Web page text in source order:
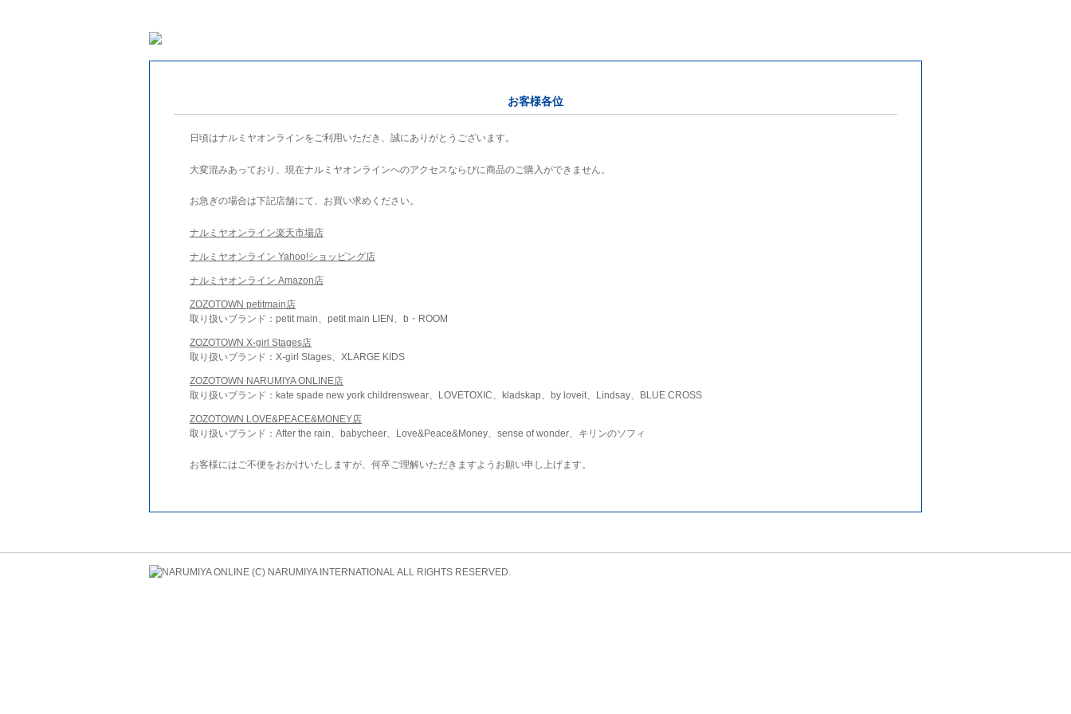
お客様各位
日頃はナルミヤオンラインをご利用いただき、誠にありがとうございます。
大変混みあっており、現在ナルミヤオンラインへのアクセスならびに商品のご購入ができません。
お急ぎの場合は下記店舗にて、お買い求めください。
ナルミヤオンライン楽天市場店
ナルミヤオンライン Yahoo!ショッピング店
ナルミヤオンライン Amazon店
ZOZOTOWN petitmain店
取り扱いブランド：petit main、petit main LIEN、b・ROOM
ZOZOTOWN X-girl Stages店
取り扱いブランド：X-girl Stages、XLARGE KIDS
ZOZOTOWN NARUMIYA ONLINE店
取り扱いブランド：kate spade new york childrenswear、LOVETOXIC、kladskap、by loveit、Lindsay、BLUE CROSS
ZOZOTOWN LOVE&PEACE&MONEY店
取り扱いブランド：After the rain、babycheer、Love&Peace&Money、sense of wonder、キリンのソフィ
お客様にはご不便をおかけいたしますが、何卒ご理解いただきますようお願い申し上げます。